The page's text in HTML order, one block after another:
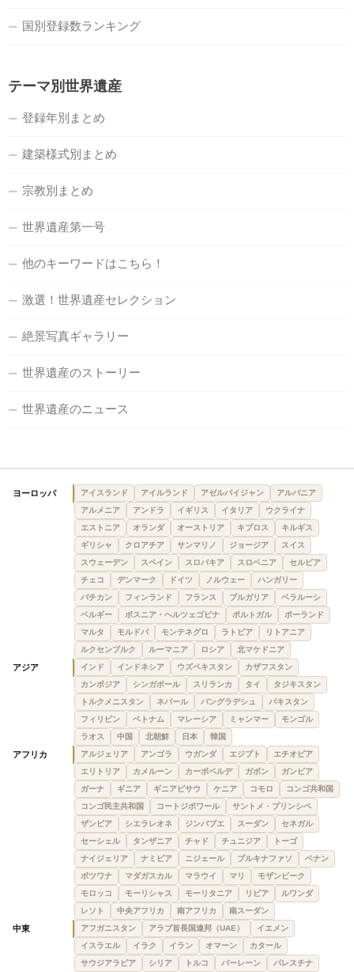
国別登録数ランキング
テーマ別世界遺産
登録年別まとめ
建築様式別まとめ
宗教別まとめ
世界遺産第一号
他のキーワードはこちら！
激選！世界遺産セレクション
絶景写真ギャラリー
世界遺産のストーリー
世界遺産のニュース
ヨーロッパ アイスランド アイルランド アゼルバイジャン
アルバニア
アルメニア
アンドラ イギリス イタリア
ウクライナ
エストニア
オランダ オーストリア キプロス
キルギス
ギリシャ
クロアチア サンマリノ ジョージア
スイス
スウェーデン
スペイン スロバキア スロベニア
セルビア
チェコ
デンマーク ドイツ ノルウェー
ハンガリー
バチカン
フィンランド フランス ブルガリア
ベラルーシ
ベルギー
ボスニア・ヘルツェゴビナ ポルトガル
ポーランド
マルタ
モルドバ モンテネグロ ラトビア
リトアニア
ルクセンブルク
ルーマニア ロシア 北マケドニア
アジア インド インドネシア ウズベキスタン
カザフスタン
カンボジア
シンガポール スリランカ タイ
タジキスタン
トルクメニスタン
ネパール バングラデシュ
パキスタン
フィリピン
ベトナム マレーシア ミャンマー
モンゴル
ラオス
中国 北朝鮮 日本 韓国
アフリカ アルジェリア アンゴラ ウガンダ エジプト
エチオピア
エリトリア
カメルーン カーボベルデ ガボン
ガンビア
ガーナ
ギニア ギニアビサウ ケニア コモロ
コンゴ共和国
コンゴ民主共和国
コートジボワール
サントメ・プリンシペ
ザンビア
シエラレオネ ジンバブエ スーダン
セネガル
セーシェル
タンザニア チャド チュニジア
トーゴ
ナイジェリア
ナミビア ニジェール ブルキナファソ
ベナン
ボツワナ
マダガスカル マラウイ マリ
モザンビーク
モロッコ
モーリシャス モーリタニア リビア
ルワンダ
レソト
中央アフリカ 南アフリカ 南スーダン
中東 アフガニスタン アラブ首長国連邦（UAE）
イエメン
イスラエル
イラク イラン オマーン
カタール
サウジアラビア
シリア トルコ バーレーン パレスチナ